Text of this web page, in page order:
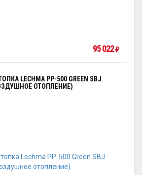
95 022₽
LECHMA PP-500 GREEN SBJ
ОТОПЛЕНИЕ)